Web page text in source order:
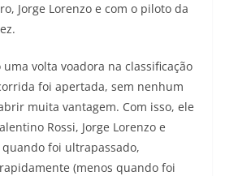
o
r
n
Jorge Lorenzo e com o piloto da
volta voadora na classificação
foi apertada, sem nenhum
muita vantagem. Com isso, ele
Rossi, Jorge Lorenzo e
foi ultrapassado,
(menos quando foi